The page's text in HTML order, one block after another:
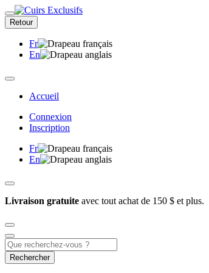
Retour
Fr
En
Accueil
Connexion
Inscription
Fr
En
Livraison gratuite avec tout achat de 150 $ et plus.
Rechercher